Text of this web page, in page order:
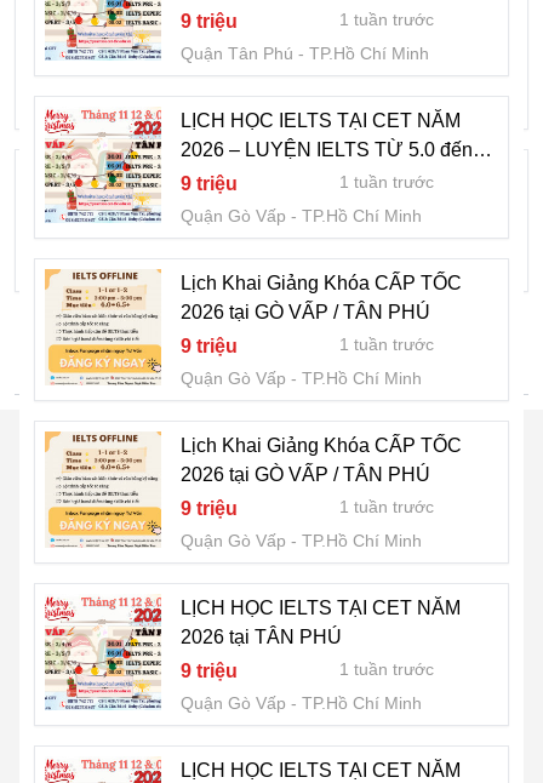
LỊCH HỌC IELTS TẠI CET NĂM 2026 tại
TÂN PHÚ
9 triệu
1 tuần trước
TP.Hồ Chí Minh
LỊCH HỌC IELTS TẠI CET NĂM 2026 –
LUYỆN IELTS TỪ 5.0 đến 7.0+
9 triệu
1 tuần trước
Quận Gò Vấp
TP.Hồ Chí Minh
TÌM NHIỀU HƠN
9 triệu
1 tuần trước
Quận Tân Phú
TP.Hồ Chí Minh
LỊCH HỌC IELTS TẠI CET NĂM
2026 – LUYỆN IELTS TỪ 5.0 đến
7.0+
9 triệu
1 tuần trước
Quận Gò Vấp
TP.Hồ Chí Minh
Lịch Khai Giảng Khóa CẤP TỐC
2026 tại GÒ VẤP / TÂN PHÚ
9 triệu
1 tuần trước
Quận Gò Vấp
TP.Hồ Chí Minh
Lịch Khai Giảng Khóa CẤP TỐC
2026 tại GÒ VẤP / TÂN PHÚ
9 triệu
1 tuần trước
Quận Gò Vấp
TP.Hồ Chí Minh
LỊCH HỌC IELTS TẠI CET NĂM
2026 tại TÂN PHÚ
9 triệu
1 tuần trước
Quận Gò Vấp
TP.Hồ Chí Minh
LỊCH HỌC IELTS TẠI CET NĂM